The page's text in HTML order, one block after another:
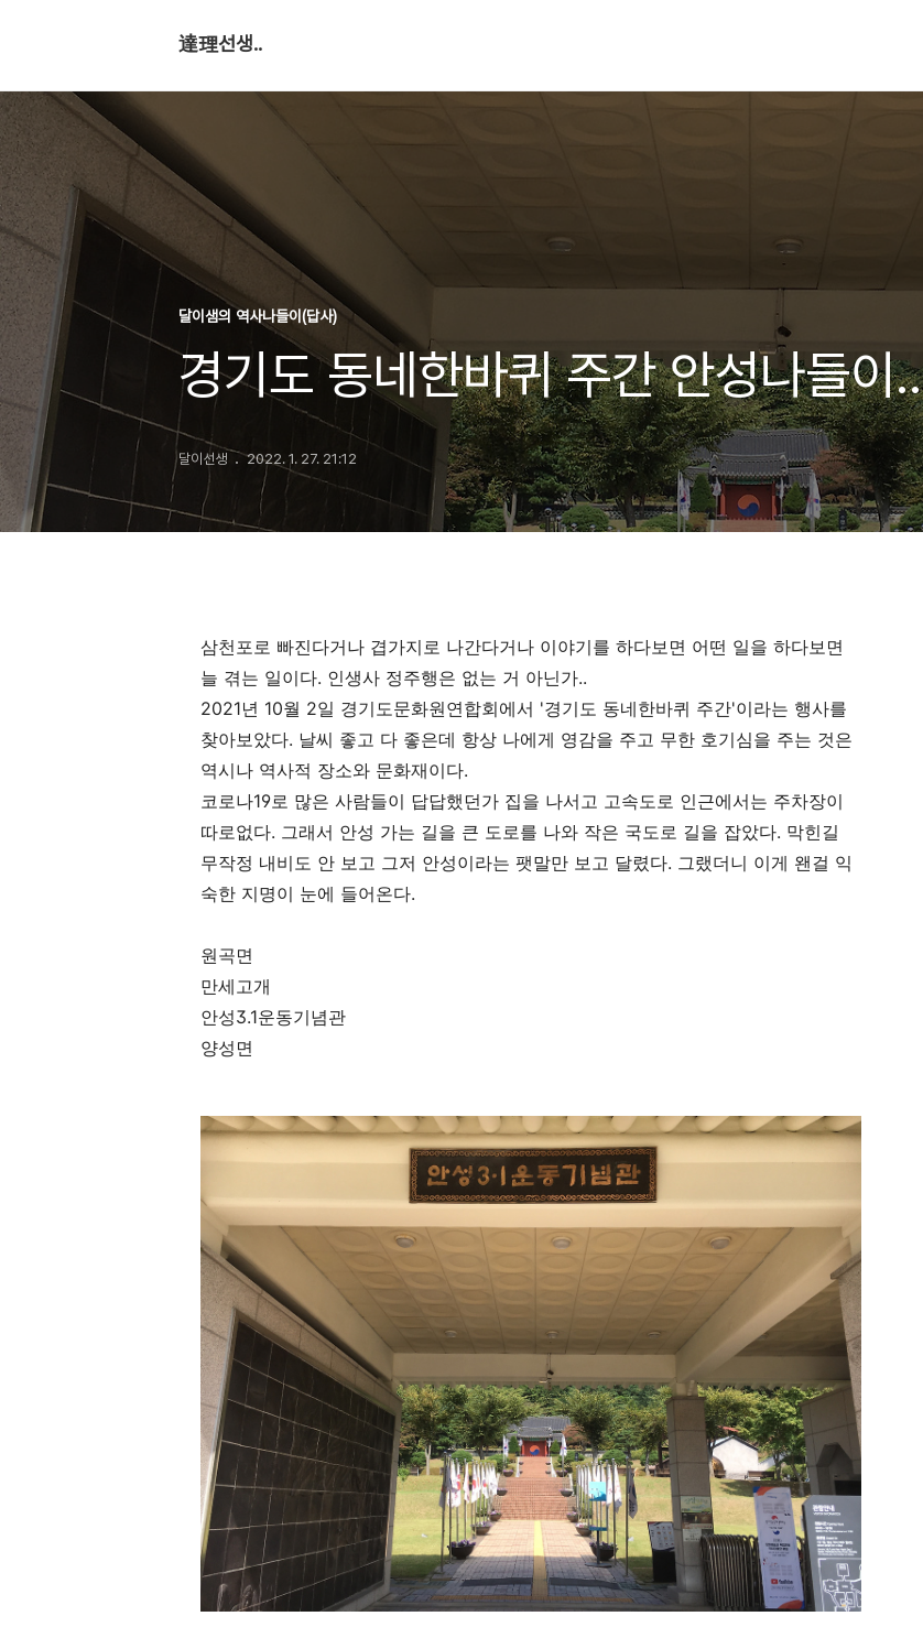
達理선생..
달이샘의 역사나들이(답사)
경기도 동네한바퀴 주간 안성나들이..
달이선생 2022. 1. 27. 21:12
삼천포로 빠진다거나 겹가지로 나간다거나 이야기를 하다보면 어떤 일을 하다보면
늘 겪는 일이다. 인생사 정주행은 없는 거 아닌가..
2021년 10월 2일 경기도문화원연합회에서 '경기도 동네한바퀴 주간'이라는 행사를
찾아보았다. 날씨 좋고 다 좋은데 항상 나에게 영감을 주고 무한 호기심을 주는 것은
역시나 역사적 장소와 문화재이다.
코로나19로 많은 사람들이 답답했던가 집을 나서고 고속도로 인근에서는 주차장이
따로없다. 그래서 안성 가는 길을 큰 도로를 나와 작은 국도로 길을 잡았다. 막힌길
무작정 내비도 안 보고 그저 안성이라는 팻말만 보고 달렸다. 그랬더니 이게 왠걸 익
숙한 지명이 눈에 들어온다.
원곡면
만세고개
안성3.1운동기념관
양성면